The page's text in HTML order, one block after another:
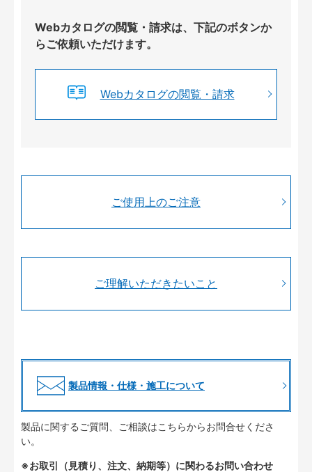
Webカタログの閲覧・請求は、下記のボタンか
らご依頼いただけます。
Webカタログの閲覧・請求
ご使用上のご注意
ご理解いただきたいこと
製品情報・仕様・施工について
製品に関するご質問、ご相談はこちらからお問合せくださ
い。
※お取引（見積り、注文、納期等）に関わるお問い合わせ